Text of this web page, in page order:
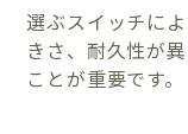
選ぶスイッチに
きさ、耐久性が
ことが重要です。